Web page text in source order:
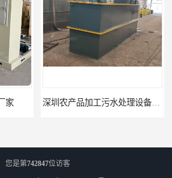
深圳豆制品加工污水处理设备厂家
您是第742847位访客